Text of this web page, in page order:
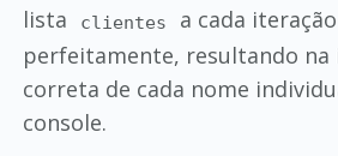
lista
clientes
a cada
perfeitamente, resultando na
correta de cada nome
console.